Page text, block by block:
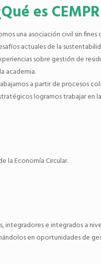
es
una asociación civil sin
actuales de la
sobre gestión de
academia.
a partir de procesos
logramos trabajar en
la Economía Circular.
e integrados a
en oportunidades de